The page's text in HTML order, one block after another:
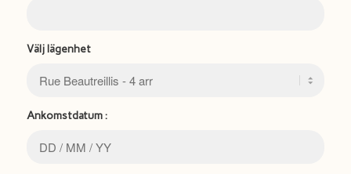
Välj lägenhet
Ankomstdatum :